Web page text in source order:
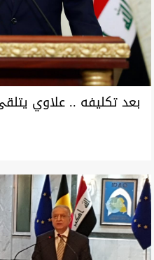
بعد تكليفه .. علاوي